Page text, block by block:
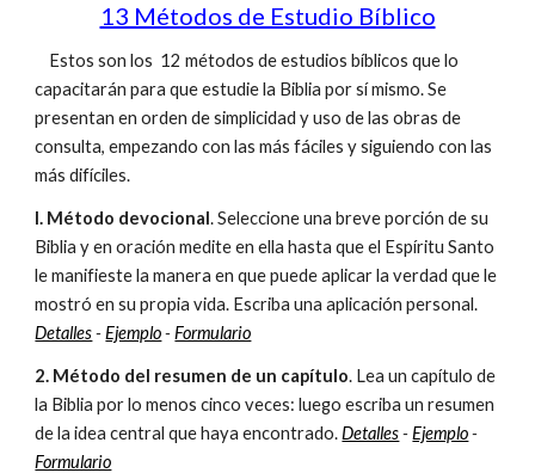
13 Métodos de Estudio Bíblico
Estos son los 12 métodos de estudios bíblicos que lo
capacitarán para que estudie la Biblia por sí mismo. Se
presentan en orden de simplicidad y uso de las obras de
consulta, empezando con las más fáciles y siguiendo con las
más difíciles.
l. Método devocional. Seleccione una breve porción de su
Biblia y en oración medite en ella hasta que el Espíritu Santo
le manifieste la manera en que puede aplicar la verdad que le
mostró en su propia vida. Escriba una aplicación personal.
Detalles-Ejemplo-Formulario
2. Método del resumen de un capítulo. Lea un capítulo de
la Biblia por lo menos cinco veces: luego escriba un resumen
de la idea central que haya encontrado.Detalles-Ejemplo-
Formulario